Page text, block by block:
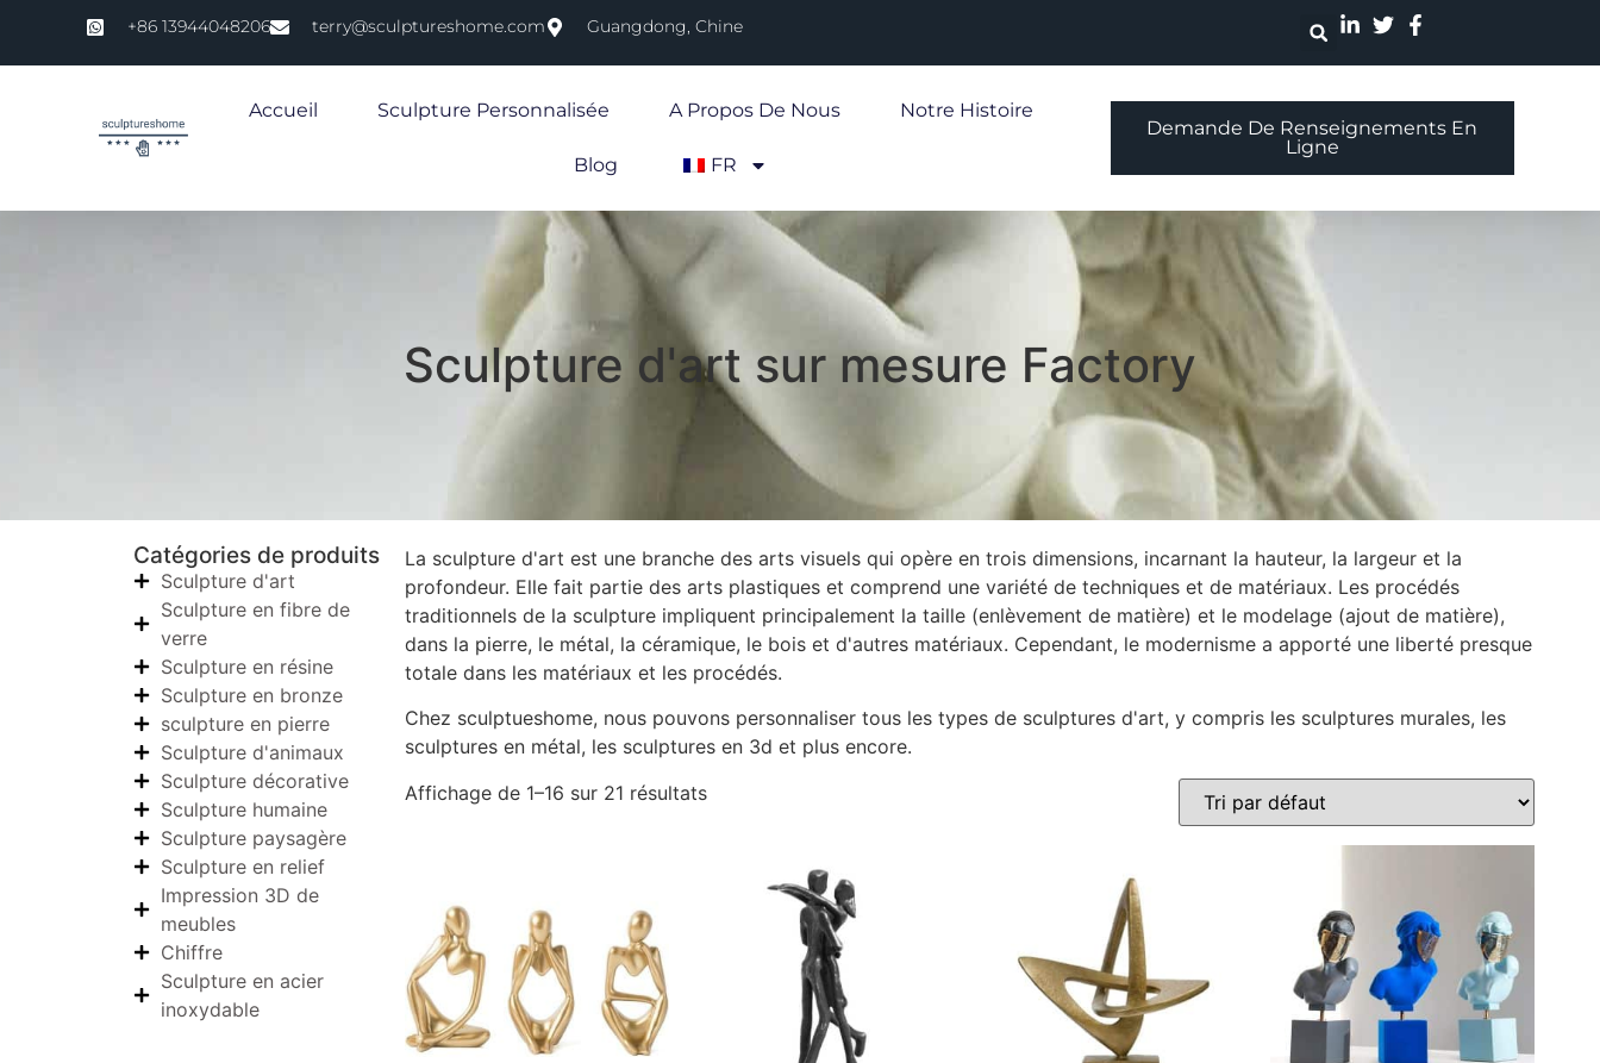
+86 13944048206 terry@sculptureshome.com Guangdong, Chine
Accueil Sculpture Personnalisée A Propos De Nous Notre Histoire
Blog FR
Demande De Renseignements En
Ligne
Sculpture d'art sur mesure Factory
Catégories de produits
Sculpture d'art
Sculpture en fibre de
verre
Sculpture en résine
Sculpture en bronze
sculpture en pierre
Sculpture d'animaux
Sculpture décorative
Sculpture humaine
Sculpture paysagère
Sculpture en relief
Impression 3D de
meubles
Chiffre
Sculpture en acier
inoxydable
La sculpture d'art est une branche des arts visuels qui opère en trois dimensions, incarnant la hauteur, la largeur et la
profondeur. Elle fait partie des arts plastiques et comprend une variété de techniques et de matériaux. Les procédés
traditionnels de la sculpture impliquent principalement la taille (enlèvement de matière) et le modelage (ajout de matière),
dans la pierre, le métal, la céramique, le bois et d'autres matériaux. Cependant, le modernisme a apporté une liberté presque
totale dans les matériaux et les procédés.
Chez sculptueshome, nous pouvons personnaliser tous les types de sculptures d'art, y compris les sculptures murales, les
sculptures en métal, les sculptures en 3d et plus encore.
Affichage de 1–16 sur 21 résultats